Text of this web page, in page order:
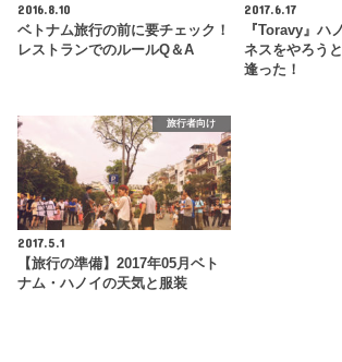
2016.8.10
ベトナム旅行の前に要チェック！
レストランでのルールQ＆A
2017.6.17
『Toravy』ハ
ネスをやろう
逢った！
旅行者向け
2017.5.1
【旅行の準備】2017年05月ベト
ナム・ハノイの天気と服装